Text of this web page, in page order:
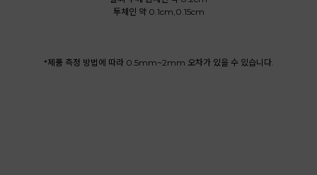
투체인 약 0.1cm,0.15cm
*제품 측정 방법에 따라 0.5mm~2mm 오차가 있을 수 있습니다.